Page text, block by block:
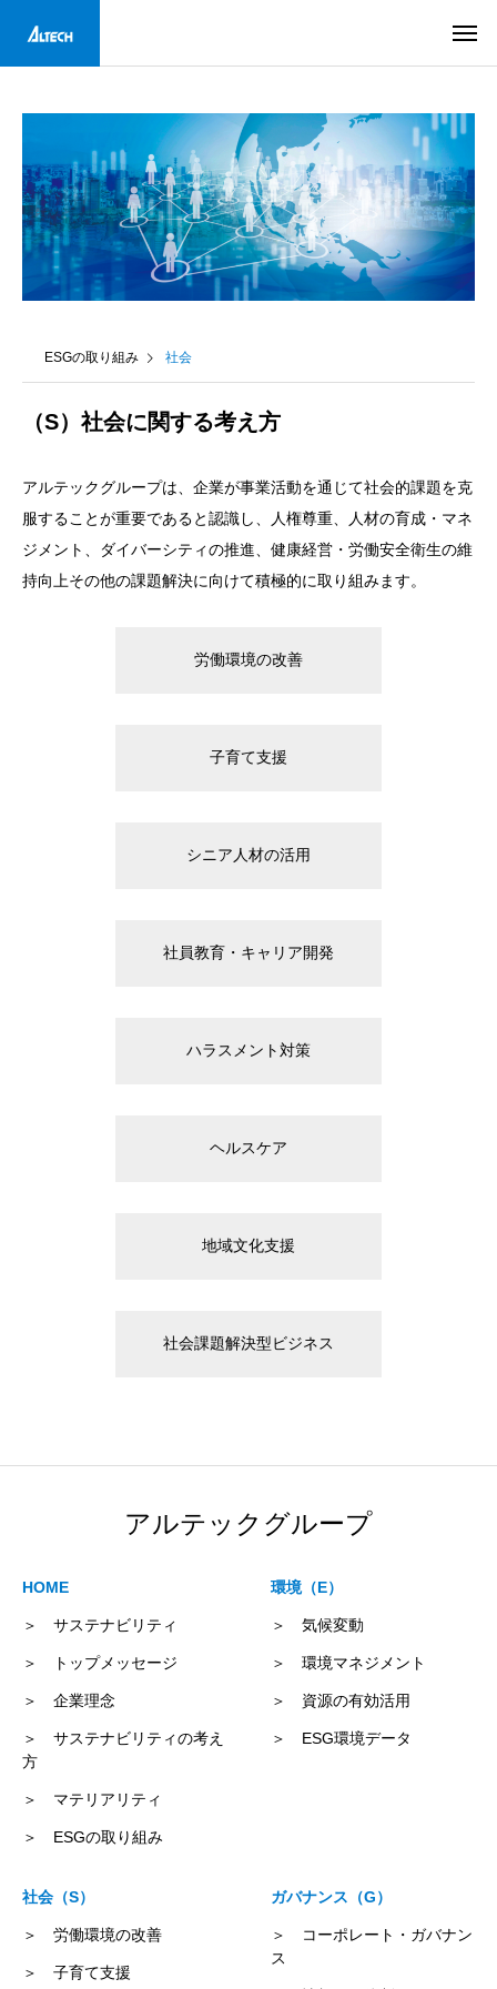
ESGの取り組み 社会
（S）社会に関する考え方
アルテックグループは、企業が事業活動を通じて社会的課題を克
服することが重要であると認識し、人権尊重、人材の育成・マネ
ジメント、ダイバーシティの推進、健康経営・労働安全衛生の維
持向上その他の課題解決に向けて積極的に取り組みます。
労働環境の改善
子育て支援
シニア人材の活用
社員教育・キャリア開発
ハラスメント対策
ヘルスケア
地域文化支援
社会課題解決型ビジネス
アルテックグループ
HOME
＞ サステナビリティ
＞ トップメッセージ
＞ 企業理念
＞ サステナビリティの考え
方
＞ マテリアリティ
＞ ESGの取り組み
環境（E）
＞ 気候変動
＞ 環境マネジメント
＞ 資源の有効活用
＞ ESG環境データ
社会（S）
＞ 労働環境の改善
＞ 子育て支援
ガバナンス（G）
＞ コーポレート・ガバナン
ス